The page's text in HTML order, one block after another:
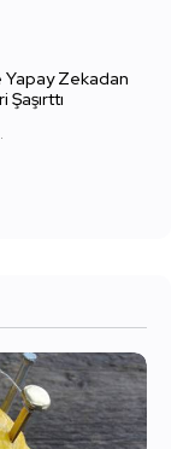
Yapay Zekadan